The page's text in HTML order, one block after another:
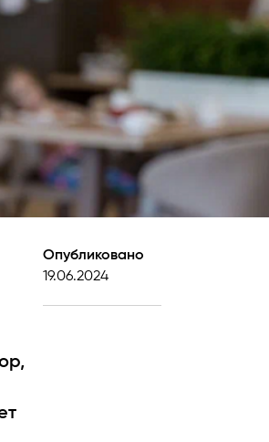
Опубликовано
19.06.2024